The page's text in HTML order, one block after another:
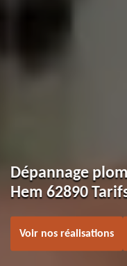
Dépannage
Hem 62890
Voir nos réalisations